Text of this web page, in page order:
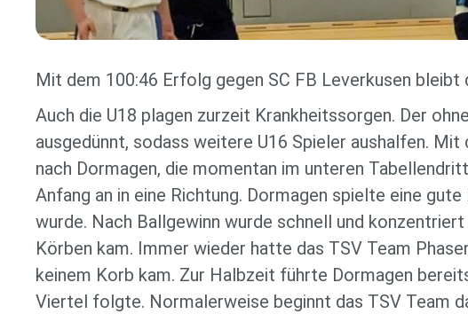
Mit dem 100:46 Erfolg gegen SC FB Leverkusen bleibt
Auch die U18 plagen zurzeit Krankheitssorgen. Der
ausgedünnt, sodass weitere U16 Spieler aushalfen.
nach Dormagen, die momentan im unteren
Anfang an in eine Richtung. Dormagen spielte eine
wurde. Nach Ballgewinn wurde schnell und
Körben kam. Immer wieder hatte das TSV Team
keinem Korb kam. Zur Halbzeit führte Dormagen
Viertel folgte. Normalerweise beginnt das TSV Team